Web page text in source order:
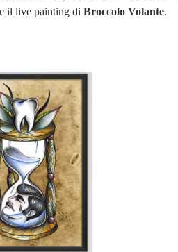
e il live painting di Broccolo Volante.